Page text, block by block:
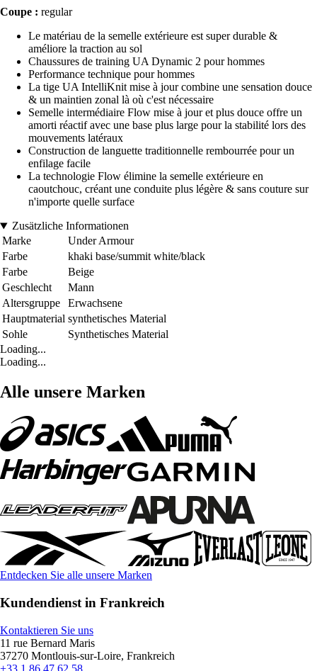
Coupe : regular
Le matériau de la semelle extérieure est super durable &
améliore la traction au sol
Chaussures de training UA Dynamic 2 pour hommes
Performance technique pour hommes
La tige UA IntelliKnit mise à jour combine une sensation douce
& un maintien zonal là où c'est nécessaire
Semelle intermédiaire Flow mise à jour et plus douce offre un
amorti réactif avec une base plus large pour la stabilité lors des
mouvements latéraux
Construction de languette traditionnelle rembourrée pour un
enfilage facile
La technologie Flow élimine la semelle extérieure en
caoutchouc, créant une conduite plus légère & sans couture sur
n'importe quelle surface
Zusätzliche Informationen
Marke
Under Armour
Farbe
khaki base/summit white/black
Farbe
Beige
Geschlecht
Mann
Altersgruppe
Erwachsene
Hauptmaterial synthetisches Material
Sohle
Synthetisches Material
Loading...
Loading...
Alle unsere Marken
Entdecken Sie alle unsere Marken
Kundendienst in Frankreich
Kontaktieren Sie uns
11 rue Bernard Maris
37270 Montlouis-sur-Loire, Frankreich
+33 1 86 47 62 58